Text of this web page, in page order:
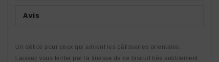
Avis
Un délice pour ceux qui aiment les pâtisseries orientales.
Laissez vous tenter par la finesse de ce biscuit très subtilement